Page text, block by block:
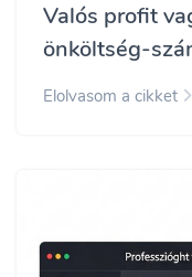
Valós profit
önköltség-
Elolvasom a cikket